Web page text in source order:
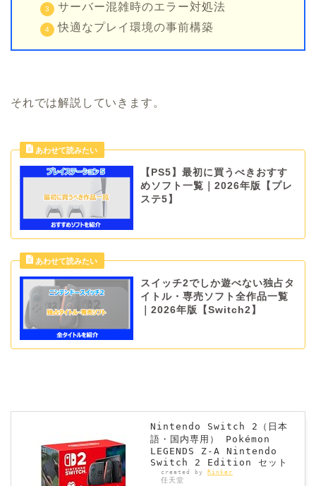
サーバー混雑時のエラー対処法
快適なプレイ環境の事前構築
それでは解説していきます。
【PS5】最初に買うべきおすす
めソフト一覧｜2026年版【プレ
ステ5】
スイッチ2でしか遊べない独占タ
イトル・専売ソフト全作品一覧
｜2026年版【Switch2】
Nintendo Switch 2（日本
語・国内専用） Pokémon
LEGENDS Z-A Nintendo
Switch 2 Edition セット
created by Rinker
任天堂